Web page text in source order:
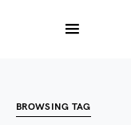
BROWSING TAG